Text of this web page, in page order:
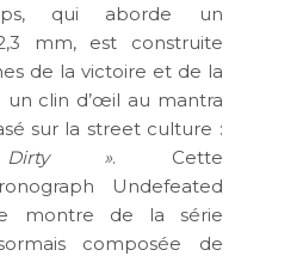
qui aborde un
mm, est construite
de la victoire et de la
un clin d’œil au mantra
sur la street culture :
». Cette
Undefeated
montre de la série
composée de